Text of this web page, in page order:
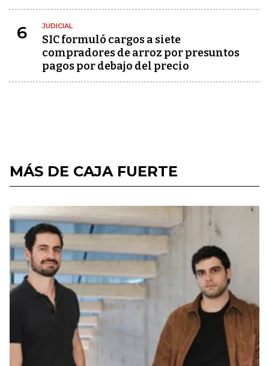
6 JUDICIAL
SIC formuló cargos a siete
compradores de arroz por presuntos
pagos por debajo del precio
MÁS DE CAJA FUERTE